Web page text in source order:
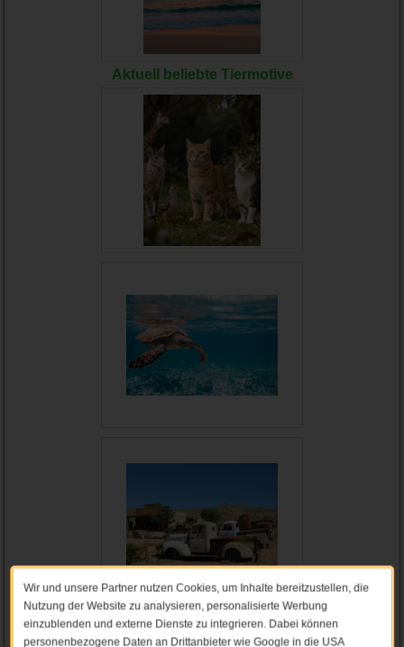
Aktuell beliebte Tiermotive
Wir und unsere Partner nutzen Cookies, um Inhalte bereitzustellen, die
Nutzung der Website zu analysieren, personalisierte Werbung
einzublenden und externe Dienste zu integrieren. Dabei können
personenbezogene Daten an Drittanbieter wie Google in die USA